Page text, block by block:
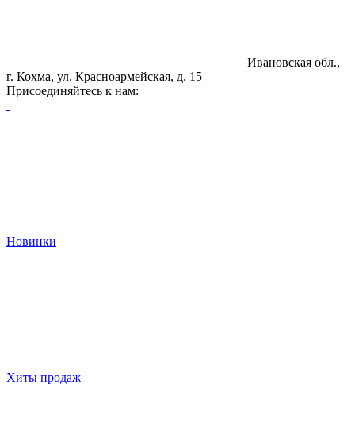
Ивановская обл.,
г. Кохма, ул. Красноармейская, д. 15
Присоединяйтесь к нам:
Новинки
Хиты продаж